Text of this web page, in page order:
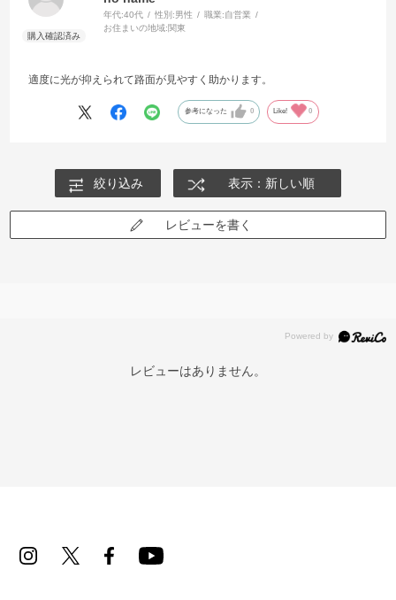
年代:40代 性別:男性 職業:自営業
お住まいの地域:関東
適度に光が抑えられて路面が見やすく助かります。
参考になった 0 Like! 0
絞り込み 表示：新しい順
レビューを書く
レビューはありません。